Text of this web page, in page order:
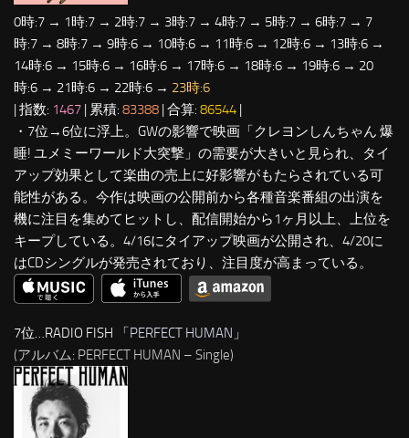
0時:7 → 1時:7 → 2時:7 → 3時:7 → 4時:7 → 5時:7 → 6時:7 → 7
時:7 → 8時:7 → 9時:6 → 10時:6 → 11時:6 → 12時:6 → 13時:6 →
14時:6 → 15時:6 → 16時:6 → 17時:6 → 18時:6 → 19時:6 → 20
時:6 → 21時:6 → 22時:6 → 23時:6
| 指数: 1467 | 累積: 83388 | 合算: 86544
・7位→6位に浮上。GWの影響で映画「クレヨンしんちゃん 爆
睡! ユメミーワールド大突撃」の需要が大きいと見られ、タイ
アップ効果として楽曲の売上に好影響がもたらされている可
能性がある。今作は映画の公開前から各種音楽番組の出演を
機に注目を集めてヒットし、配信開始から1ヶ月以上、上位を
キープしている。4/16にタイアップ映画が公開され、4/20に
はCDシングルが発売されており、注目度が高まっている。
7位…RADIO FISH 「PERFECT HUMAN 」
(アルバム: PERFECT HUMAN – Single)